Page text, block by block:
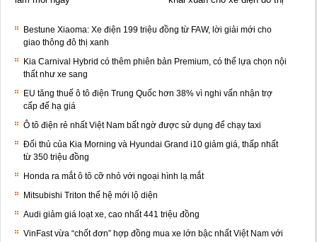
Bestune Xiaoma: Xe điện 199 triệu đồng từ FAW, lời giải mới cho
giao thông đô thị xanh
Kia Carnival Hybrid có thêm phiên bản Premium, có thể lựa chọn nội
thất như xe sang
EU tăng thuế ô tô điện Trung Quốc hơn 38% vì nghi vấn nhận trợ
cấp để hạ giá
Ô tô điện rẻ nhất Việt Nam bất ngờ được sử dụng để chạy taxi
Đối thủ của Kia Morning và Hyundai Grand i10 giảm giá, thấp nhất
từ 350 triệu đồng
Honda ra mắt ô tô cỡ nhỏ với ngoại hình lạ mắt
Mitsubishi Triton thế hệ mới lộ diện
Audi giảm giá loạt xe, cao nhất 441 triệu đồng
VinFast vừa “chốt đơn” hợp đồng mua xe lớn bậc nhất Việt Nam với